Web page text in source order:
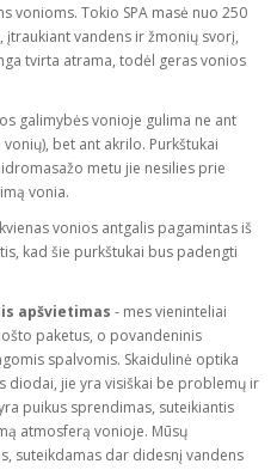
vonioms. Tokio SPA masė nuo 250
įtraukiant vandens ir žmonių svorį,
tvirta atrama, todėl geras vonios
galimybės vonioje gulima ne ant
bet ant akrilo. Purkštukai
metu jie nesilies prie
vonia.
vonios antgalis pagamintas iš
kad šie purkštukai bus padengti
apšvietimas - mes vieninteliai
paketus, o povandeninis
spalvomis. Skaidulinė optika
diodai, jie yra visiškai be problemų ir
puikus sprendimas, suteikiantis
atmosferą vonioje. Mūsų
suteikdamas dar didesnį vandens